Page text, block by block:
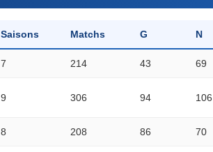
Saisons Matchs G N
7 214 43 69
9 306 94 106
8 208 86 70